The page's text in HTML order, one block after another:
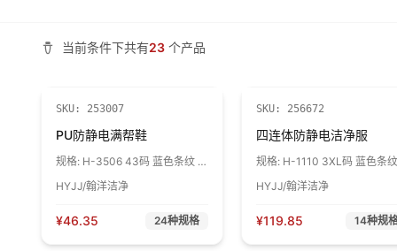
当前条件下共有23 个产品
SKU: 253007
PU防静电满帮鞋
规格: H-3506 43码 蓝色条纹 1
HYJJ/翰洋洁净
¥46.35 24种规格
SKU: 256672
四连体防静电洁净服
规格: H-1110 3XL码 蓝色条
HYJJ/翰洋洁净
¥119.85 14种规